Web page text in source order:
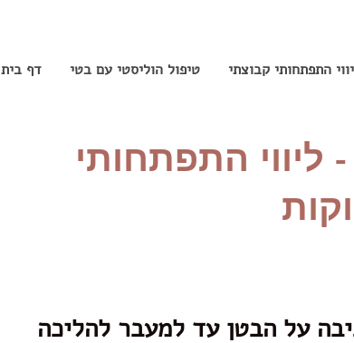
דף בית טיפול הוליסטי עם בטי התפתחותי קבוצתי
ליווי התפתחותי
על הבטן עד למעבר להליכה